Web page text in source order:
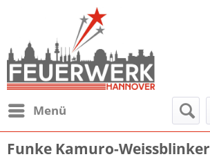
Menü
Funke Kamuro-Weissblinker